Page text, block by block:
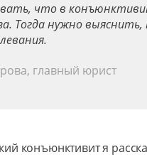
что в
Тогда нужно
главный юрист
конъюнктивит я